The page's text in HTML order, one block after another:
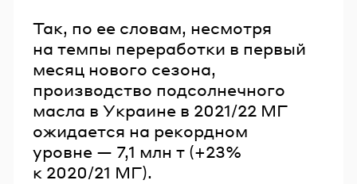
Так, по ее словам, несмотря
на темпы переработки в первый
месяц нового сезона,
производство подсолнечного
масла в Украине в 2021/22 МГ
ожидается на рекордном
уровне — 7,1 млн т (+23%
к 2020/21 МГ).